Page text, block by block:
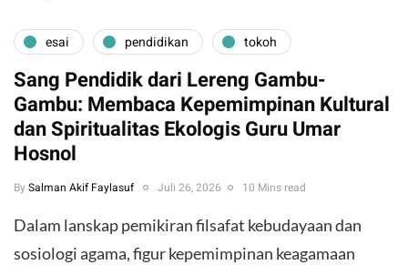
esai pendidikan tokoh
Sang Pendidik dari Lereng Gambu-
Gambu: Membaca Kepemimpinan Kultural
dan Spiritualitas Ekologis Guru Umar
Hosnol
By Salman Akif Faylasuf Juli 26, 2026 10 Mins read
Dalam lanskap pemikiran filsafat kebudayaan dan
sosiologi agama, figur kepemimpinan keagamaan